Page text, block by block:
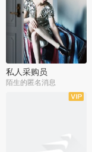
私人采购员
陌生的匿名消息